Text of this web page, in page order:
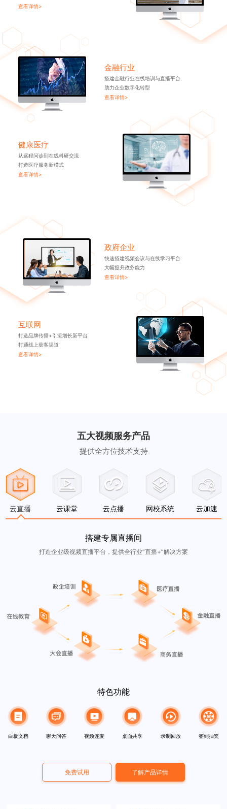
查看详情>
金融行业
搭建金融行业在线培训与直播平台
助力企业数字化转型
查看详情>
健康医疗
从远程问诊到在线科研交流
打造医疗服务新模式
查看详情>
政府企业
快速搭建视频会议与在线学习平台
大幅提升政务能力
查看详情>
互联网
打造品牌传播+引流增长新平台
打通线上获客渠道
查看详情>
五大视频服务产品
提供全方位技术支持
云直播 云课堂 云点播 网校系统 云加速
搭建专属直播间
打造企业级视频直播平台，提供全行业“直播+”解决方案
特色功能
白板文档 聊天问答 视频连麦 桌面共享 录制回放 签到抽奖
免费试用 了解产品详情